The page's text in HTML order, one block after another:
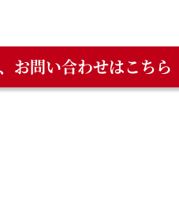
お問い合わせはこちら